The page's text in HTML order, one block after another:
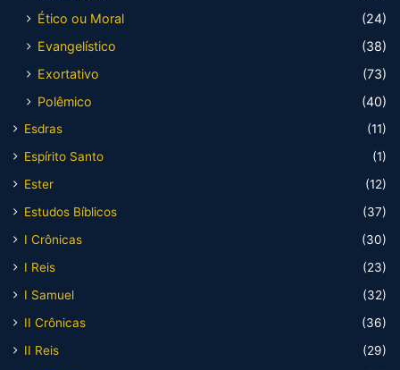
Ético ou Moral
(24)
Evangelístico
(38)
Exortativo
(73)
Polêmico
(40)
Esdras
(11)
Espírito Santo
(1)
Ester
(12)
Estudos Bíblicos
(37)
I Crônicas
(30)
I Reis
(23)
I Samuel
(32)
II Crônicas
(36)
II Reis
(29)